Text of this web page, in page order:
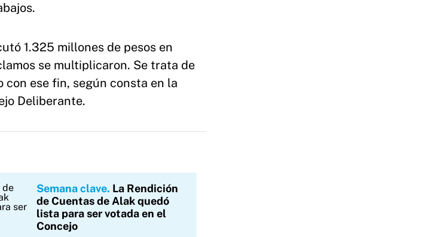
1.325 millones de pesos en
se multiplicaron. Se trata de
ese fin, según consta en la
Deliberante.
Semana clave La Rendición
de Cuentas de Alak quedó
lista para ser votada en el
Concejo